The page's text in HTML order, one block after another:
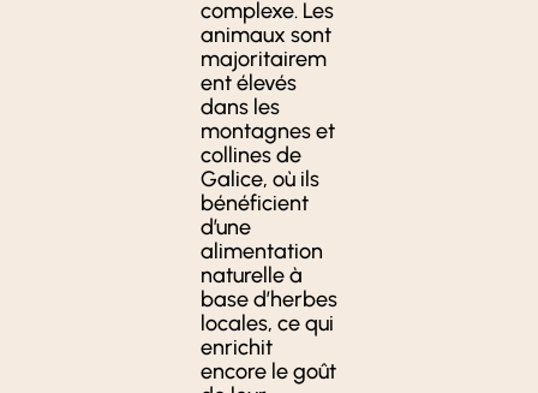
complexe. Les
animaux sont
majoritairem
ent élevés
dans les
montagnes et
collines de
Galice, où ils
bénéficient
d’une
alimentation
naturelle à
base d’herbes
locales, ce qui
enrichit
encore le goût